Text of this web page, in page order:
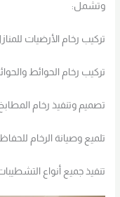
وتشمل:
تركيب رخام الأرضيات
تركيب رخام الحوائط
تصميم وتنفيذ رخام
تلميع وصيانة الرخام
تنفيذ جميع أنواع